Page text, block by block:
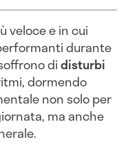
veloce e in cui
durante
didisturbi
dormendo
non solo per
ma anche